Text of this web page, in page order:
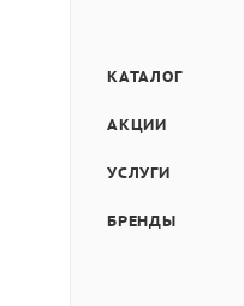
КАТАЛОГ
АКЦИИ
УСЛУГИ
БРЕНДЫ